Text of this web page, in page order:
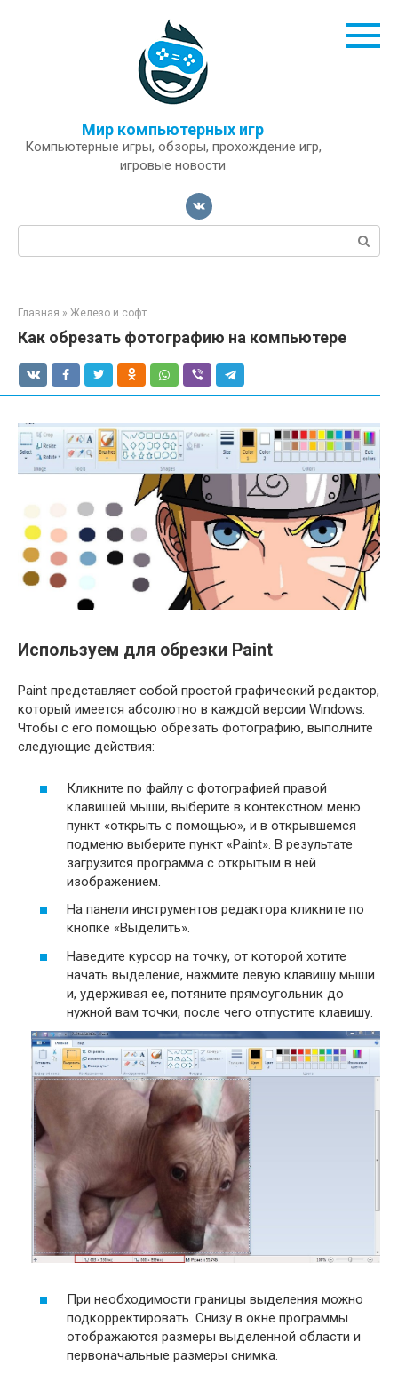
Мир компьютерных игр
Компьютерные игры, обзоры, прохождение игр,
игровые новости
Поиск:
Главная » Железо и софт
Как обрезать фотографию на компьютере
Используем для обрезки Paint
Paint представляет собой простой графический редактор,
который имеется абсолютно в каждой версии Windows.
Чтобы с его помощью обрезать фотографию, выполните
следующие действия:
Кликните по файлу с фотографией правой
клавишей мыши, выберите в контекстном меню
пункт «открыть с помощью», и в открывшемся
подменю выберите пункт «Paint». В результате
загрузится программа с открытым в ней
изображением.
На панели инструментов редактора кликните по
кнопке «Выделить».
Наведите курсор на точку, от которой хотите
начать выделение, нажмите левую клавишу мыши
и, удерживая ее, потяните прямоугольник до
нужной вам точки, после чего отпустите клавишу.
При необходимости границы выделения можно
подкорректировать. Снизу в окне программы
отображаются размеры выделенной области и
первоначальные размеры снимка.